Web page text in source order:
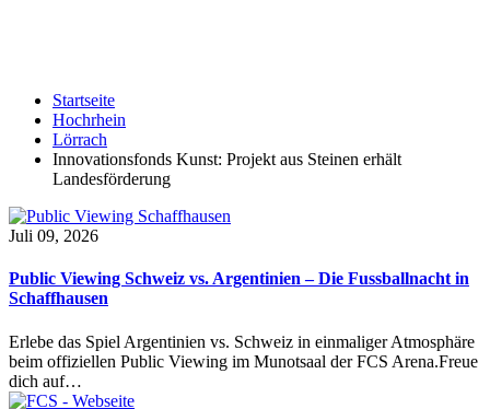
Startseite
Hochrhein
Lörrach
Innovationsfonds Kunst: Projekt aus Steinen erhält
Landesförderung
Juli 09, 2026
Public Viewing Schweiz vs. Argentinien – Die Fussballnacht in
Schaffhausen
Erlebe das Spiel Argentinien vs. Schweiz in einmaliger Atmosphäre
beim offiziellen Public Viewing im Munotsaal der FCS Arena.Freue
dich auf…